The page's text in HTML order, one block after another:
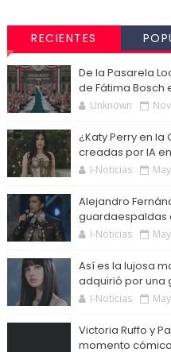
RECIENTES
De la Pasarela
de Fátima Bosch
Unknown
¿Katy Perry en la
creadas por IA
I-Noticias
Alejandro
guardaespaldas
I-Noticias
Así es la lujosa
adquirió por una
I-Noticias
Victoria Ruffo y
momento